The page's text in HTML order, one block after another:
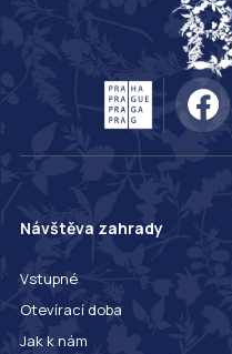
Návštěva zahrady
Vstupné
Otevírací doba
Jak k nám